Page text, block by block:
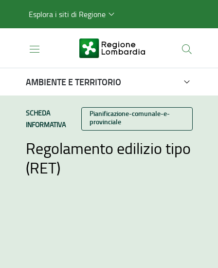
Esplora i siti di Regione
AMBIENTE E TERRITORIO
TIPO CONTENUTO:
SCHEDA
INFORMATIVA
Categoria:
Pianificazione-comunale-e-
provinciale
Regolamento edilizio tipo
(RET)